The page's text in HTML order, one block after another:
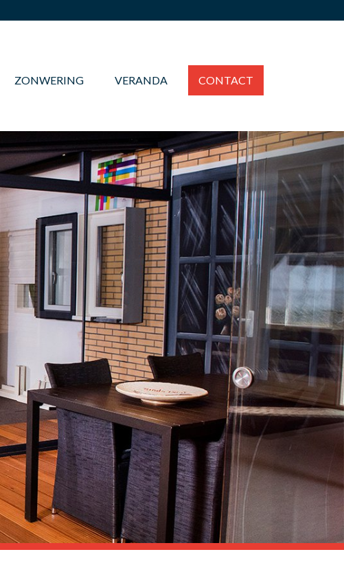
ZONWERING VERANDA CONTACT